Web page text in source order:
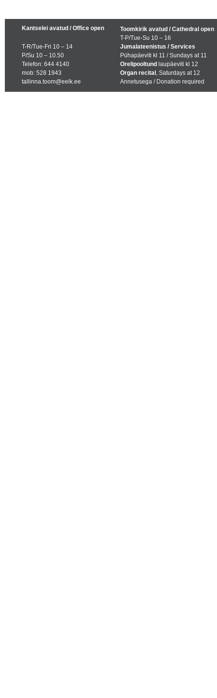
Kantselei avatud / Office open
T-R/Tue-Fri 10 – 14
P/Su 10 – 10.50
Telefon: 644 4140
mob: 528 1943
tallinna.toom@eelk.ee
Toomkirik avatud / Cathedral open
T-P/Tue-Su 10 – 16
Jumalateenistus / Services
Pühapäeviti kl 11 / Sundays at 11
Orelipooltund laupäeviti kl 12
Organ recital , Saturdays at 12
Annetusega / Donation required